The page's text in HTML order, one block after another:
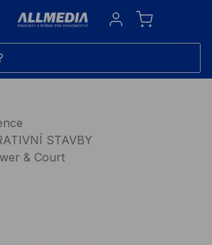
Sign in
STAVBY
& Court